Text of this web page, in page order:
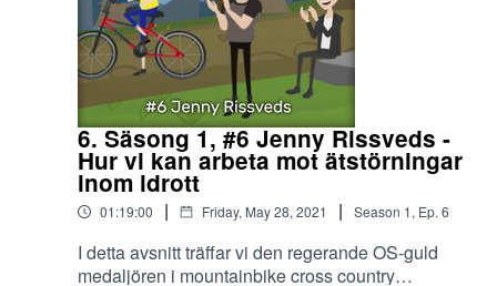
6. Säsong 1, #6 Jenny Rissveds -
Hur vi kan arbeta mot ätstörningar
inom idrott
01:19:00 | Friday, May 28, 2021 | Season 1, Ep. 6
I detta avsnitt träffar vi den regerande OS-guld
medaljören i mountainbike cross country